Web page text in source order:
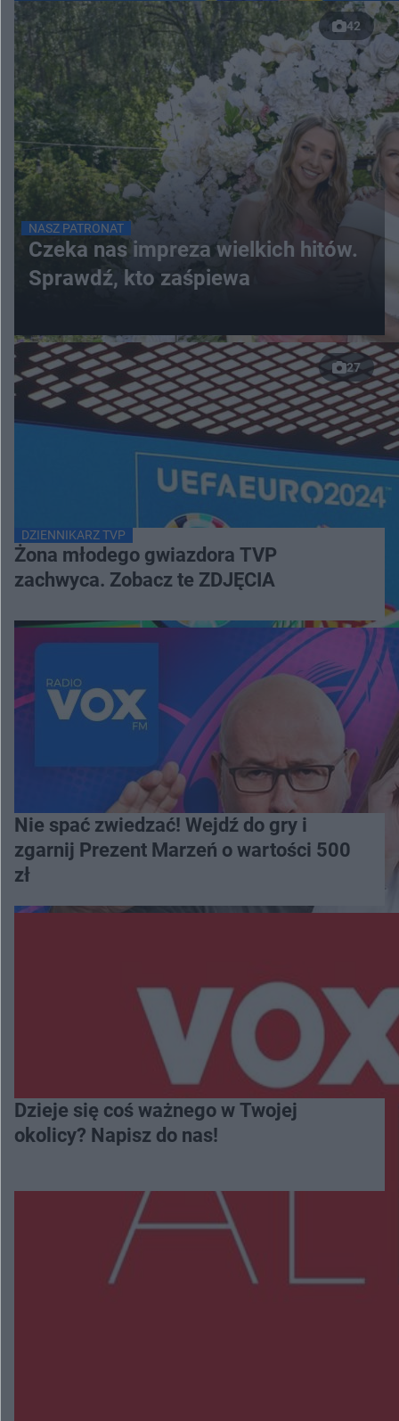
42
NASZ PATRONAT
Czeka nas impreza wielkich hitów.
Sprawdź, kto zaśpiewa
27
DZIENNIKARZ TVP
Żona młodego gwiazdora TVP
zachwyca. Zobacz te ZDJĘCIA
Nie spać zwiedzać! Wejdź do gry i
zgarnij Prezent Marzeń o wartości 500
zł
Dzieje się coś ważnego w Twojej
okolicy? Napisz do nas!
Więcej